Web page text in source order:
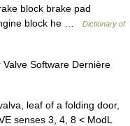
block brake pad
block he …
Dictionary of
Software Dernière
leaf of a folding door,
senses 3, 4, 8 < ModL